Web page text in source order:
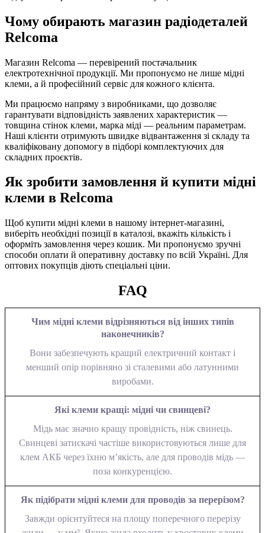
Чому обирають магазин радіодеталей
Relcoma
Магазин Relcoma — перевірений постачальник
електротехнічної продукції. Ми пропонуємо не лише мідні
клеми, а й професійний сервіс для кожного клієнта.
Ми працюємо напряму з виробниками, що дозволяє
гарантувати відповідність заявлених характеристик —
товщина стінок клеми, марка міді — реальним параметрам.
Наші клієнти отримують швидке відвантаження зі складу та
кваліфіковану допомогу в підборі комплектуючих для
складних проєктів.
Як зробити замовлення й купити мідні
клеми в Relcoma
Щоб купити мідні клеми в нашому інтернет-магазині,
виберіть необхідні позиції в каталозі, вкажіть кількість і
оформіть замовлення через кошик. Ми пропонуємо зручні
способи оплати й оперативну доставку по всій Україні. Для
оптових покупців діють спеціальні ціни.
FAQ
Чим мідні клеми відрізняються від інших типів
наконечників?
Вони забезпечують кращий електричний контакт і
менший опір порівняно зі сталевими або латунними
виробами.
Які клеми кращі: мідні чи свинцеві?
Мідь має значно кращу провідність, ніж свинець.
Свинцеві затискачі частіше використовуються лише для
клем АКБ через їхню м’якість, але для проводів мідь —
поза конкуренцією.
Як підібрати мідні клеми для проводів за перерізом?
Завжди орієнтуйтеся на площу поперечного перерізу